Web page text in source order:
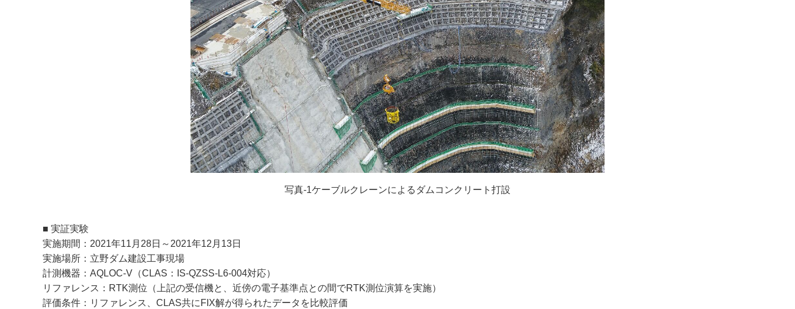
写真-1ケーブルクレーンによるダムコンクリート打設
■ 実証実験
実施期間：2021年11月28日～2021年12月13日
実施場所：立野ダム建設工事現場
計測機器：AQLOC-V（CLAS：IS-QZSS-L6-004対応）
リファレンス：RTK測位（上記の受信機と、近傍の電子基準点との間でRTK測位演算を実施）
評価条件：リファレンス、CLAS共にFIX解が得られたデータを比較評価